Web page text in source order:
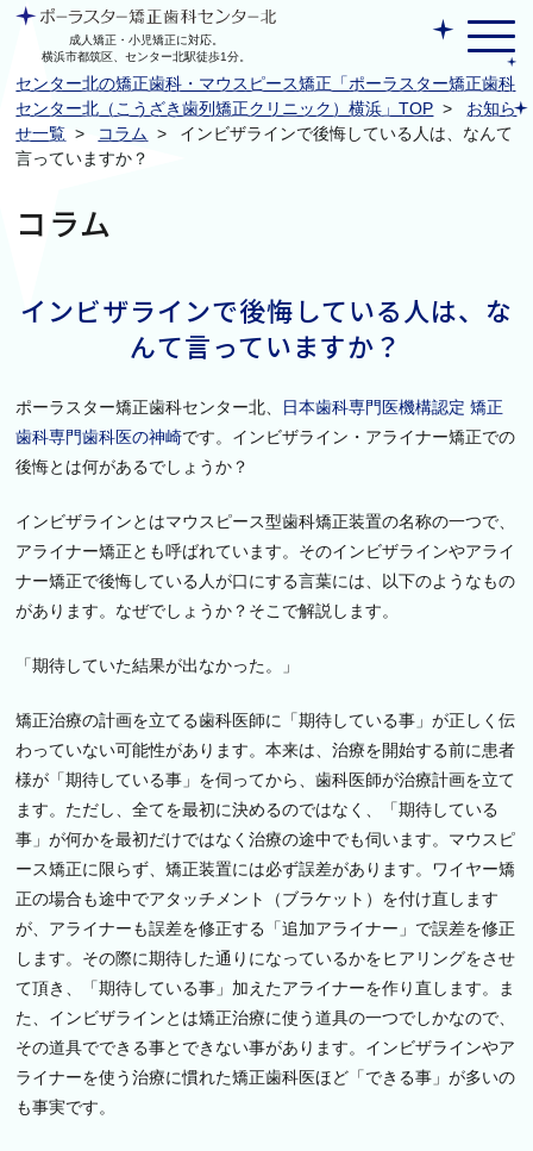
イ
ザ
ラ
イ
後
て
は、
な
ん
言
っ
い
ま
か？
成人矯正・小児矯正に対応。
横浜市都筑区、センター北駅徒歩1分。
センター北の矯正歯科・マウスピース矯正「ポーラスター矯正歯科
センター北（こうざき歯列矯正クリニック）横浜」TOP > お知ら
せ一覧 > コラム >
インビザラインで後悔している人は、なんて
言っていますか？
コラム
インビザラインで後悔している人は、な
んて言っていますか？
ポーラスター矯正歯科センター北、 日本歯科専門医機構認定 矯正
歯科専門歯科医の神崎です。インビザライン・アライナー矯正での
後悔とは何があるでしょうか？
インビザラインとはマウスピース型歯科矯正装置の名称の一つで、
アライナー矯正とも呼ばれています。そのインビザラインやアライ
ナー矯正で後悔している人が口にする言葉には、以下のようなもの
があります。なぜでしょうか？そこで解説します。
「期待していた結果が出なかった。」
矯正治療の計画を立てる歯科医師に「期待している事」が正しく伝
わっていない可能性があります。本来は、治療を開始する前に患者
様が「期待している事」を伺ってから、歯科医師が治療計画を立て
ます。ただし、全てを最初に決めるのではなく、「期待している
事」が何かを最初だけではなく治療の途中でも伺います。マウスピ
ース矯正に限らず、矯正装置には必ず誤差があります。ワイヤー矯
正の場合も途中でアタッチメント（ブラケット）を付け直します
が、アライナーも誤差を修正する「追加アライナー」で誤差を修正
します。その際に期待した通りになっているかをヒアリングをさせ
て頂き、「期待している事」加えたアライナーを作り直します。ま
た、インビザラインとは矯正治療に使う道具の一つでしかなので、
その道具でできる事とできない事があります。インビザラインやア
ライナーを使う治療に慣れた矯正歯科医ほど「できる事」が多いの
も事実です。